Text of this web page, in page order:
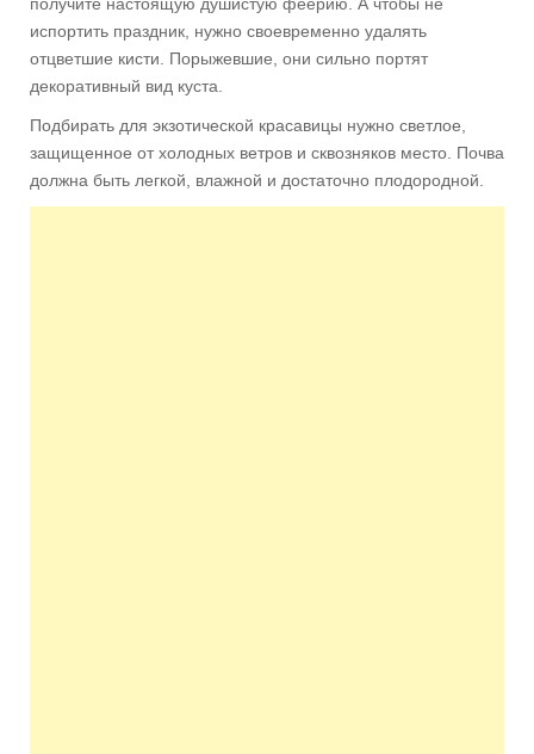
испортить праздник, нужно своевременно удалять
отцветшие кисти. Порыжевшие, они сильно портят
декоративный вид куста.
Подбирать для экзотической красавицы нужно светлое,
защищенное от холодных ветров и сквозняков место. Почва
должна быть легкой, влажной и достаточно плодородной.